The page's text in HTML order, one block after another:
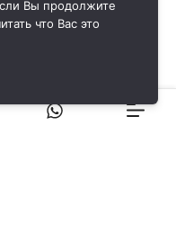
Вы продолжите
что Вас это